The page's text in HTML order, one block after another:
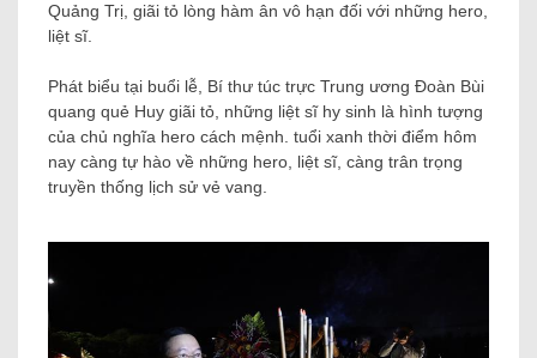
Quảng Trị, giãi tỏ lòng hàm ân vô hạn đối với những hero,
liệt sĩ.
Phát biểu tại buổi lễ, Bí thư túc trực Trung ương Đoàn Bùi
quang quẻ Huy giãi tỏ, những liệt sĩ hy sinh là hình tượng
của chủ nghĩa hero cách mệnh. tuổi xanh thời điểm hôm
nay càng tự hào về những hero, liệt sĩ, càng trân trọng
truyền thống lịch sử vẻ vang.